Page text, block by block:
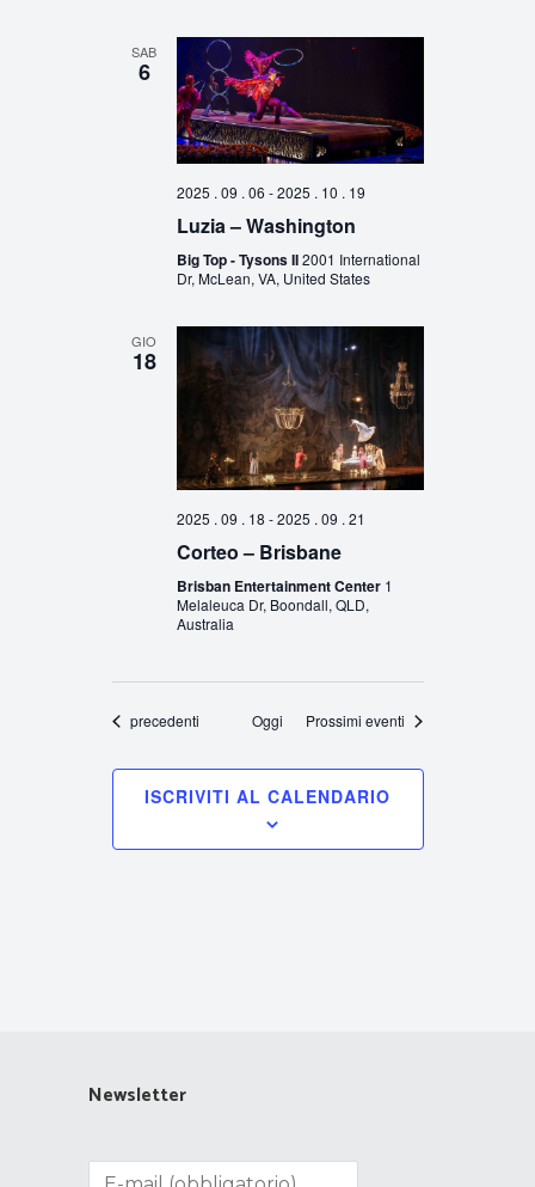
SAB
6
2025 . 09 . 06 -2025 . 10 . 19
Luzia – Washington
Big Top - Tysons II2001 International
Dr, McLean, VA, United States
GIO
18
2025 . 09 . 18 -2025 . 09 . 21
Corteo – Brisbane
Brisban Entertainment Center 1
Melaleuca Dr, Boondall, QLD,
Australia
Eventi
precedenti Oggi Prossimi eventi
ISCRIVITI AL CALENDARIO
Newsletter